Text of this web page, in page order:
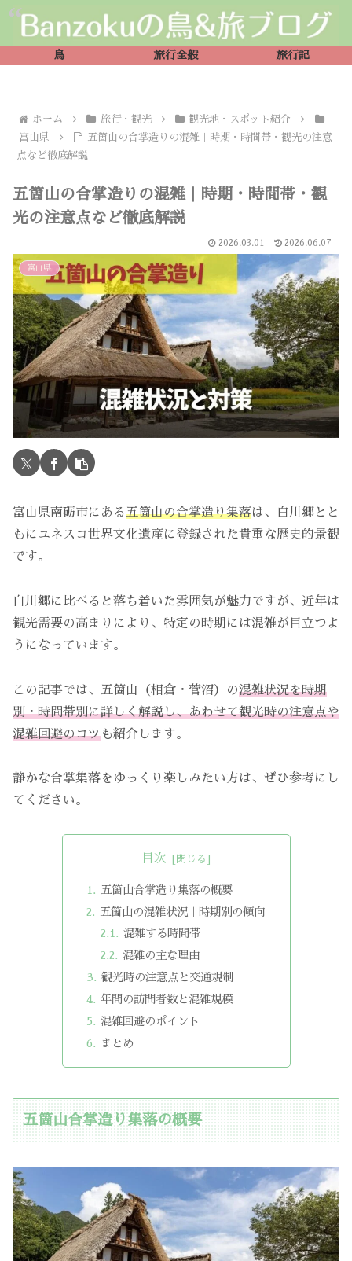
鳥 旅行全般 旅行記
ホーム 旅行・観光
観光地・スポット紹介
富山県
五箇山の合掌造りの混雑｜時期・時間帯・観光の注意
点など徹底解説
五箇山の合掌造りの混雑｜時期・時間帯・観
光の注意点など徹底解説
2026.03.01 2026.06.07
富山県
富山県南砺市にある五箇山の合掌造り集落は、白川郷とと
もにユネスコ世界文化遺産に登録された貴重な歴史的景観
です。
白川郷に比べると落ち着いた雰囲気が魅力ですが、近年は
観光需要の高まりにより、特定の時期には混雑が目立つよ
うになっています。
この記事では、五箇山（相倉・菅沼）の混雑状況を時期
別・時間帯別に詳しく解説し、あわせて観光時の注意点や
混雑回避のコツも紹介します。
静かな合掌集落をゆっくり楽しみたい方は、ぜひ参考にし
てください。
目次
五箇山合掌造り集落の概要
五箇山の混雑状況｜時期別の傾向
混雑する時間帯
混雑の主な理由
観光時の注意点と交通規制
年間の訪問者数と混雑規模
混雑回避のポイント
まとめ
五箇山合掌造り集落の概要